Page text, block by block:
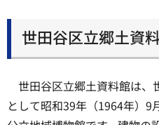
世田谷区立郷土資
世田谷区立郷土資料館は、
として昭和39年（1964年）9